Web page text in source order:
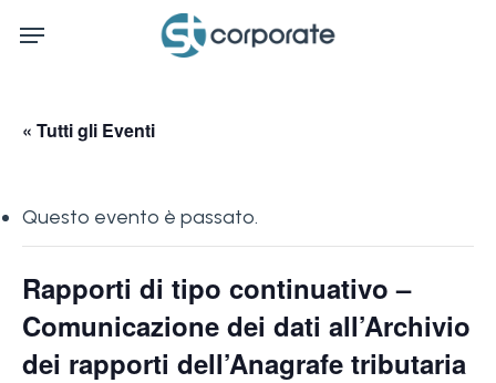
Menu
« Tutti gli Eventi
Questo evento è passato.
Rapporti di tipo continuativo –
Comunicazione dei dati all’Archivio
dei rapporti dell’Anagrafe tributaria